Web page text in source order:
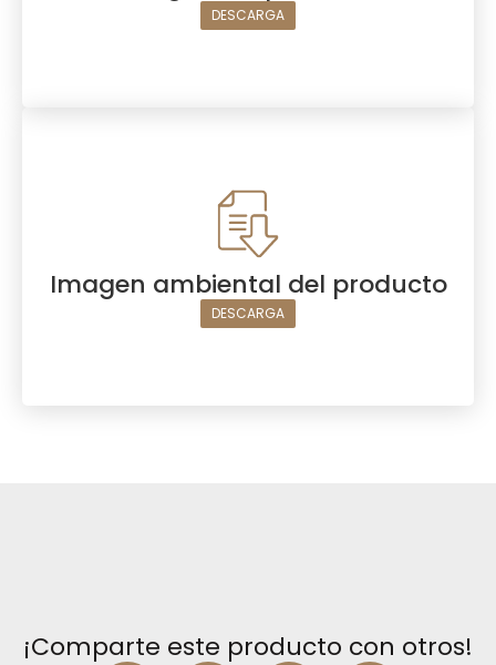
DESCARGA
Imagen ambiental del producto
DESCARGA
¡Comparte este producto con otros!